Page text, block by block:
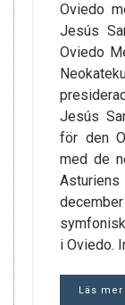
Oviedo
Jesús
Oviedo
Jesús
för den
med de
i Oviedo.
Läs mer